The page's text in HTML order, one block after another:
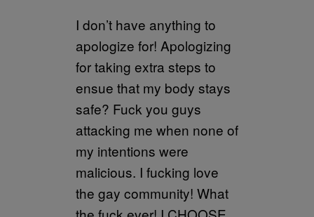
I don’t have anything to
apologize for! Apologizing
for taking extra steps to
ensue that my body stays
safe? Fuck you guys
attacking me when none of
my intentions were
malicious. I fucking love
the gay community! What